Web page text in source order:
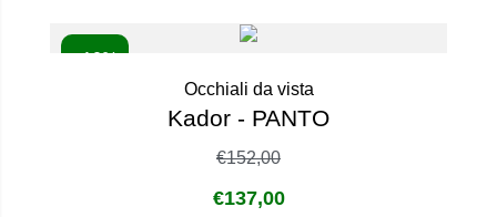
- 10%
Occhiali da vista
Kador - PANTO
€152,00
€137,00